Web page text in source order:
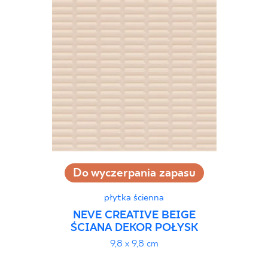
Do wyczerpania zapasu
płytka ścienna
NEVE CREATIVE BEIGE
ŚCIANA DEKOR POŁYSK
9,8 x 9,8 cm